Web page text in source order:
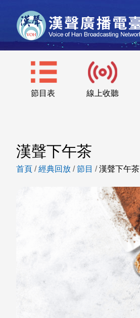
節目表 線上收聽
漢聲下午茶
首頁 /經典回放 /節目 /漢聲下午茶